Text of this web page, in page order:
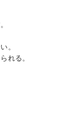
。
れる。